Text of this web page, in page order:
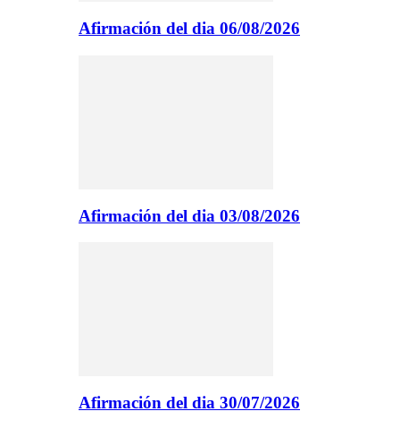
Afirmación del dia 06/08/2026
Afirmación del dia 03/08/2026
Afirmación del dia 30/07/2026